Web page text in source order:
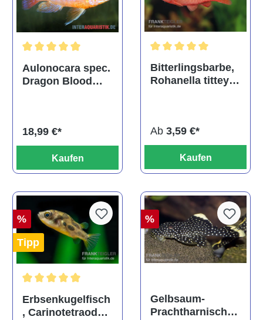
Durchschnittliche Bewertung von 5 von 5 Sternen
Aulonocara spec.
Dragon Blood
18,99 €*
Kaufen
Bitterlingsbarbe,
Rohanella titteya,
Ab 3,59 €*
Kaufen
%
Tipp
Durchschnittliche Bewertung von 5 von 5 Sternen
Erbsenkugelfisch
, Carinotetraodon
%
Gelbsaum-
Prachtharnischw